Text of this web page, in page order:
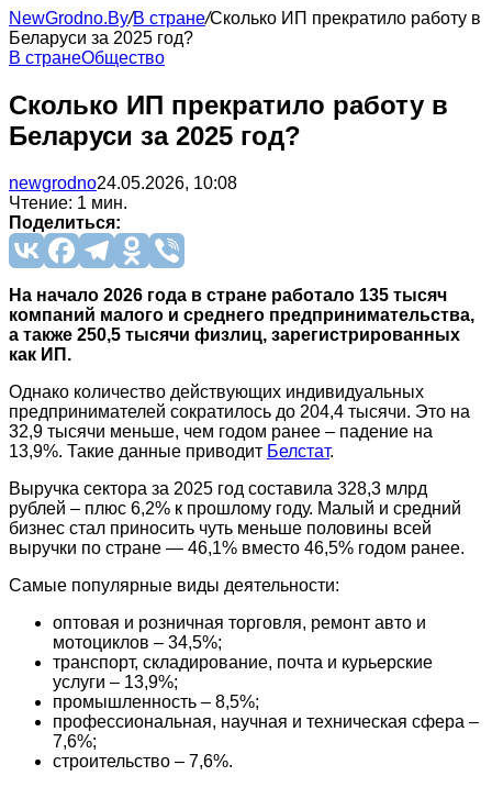
NewGrodno.By/В стране/Сколько ИП прекратило работу в
Беларуси за 2025 год?
В странеОбщество
Сколько ИП прекратило работу в
Беларуси за 2025 год?
newgrodno24.05.2026, 10:08
Чтение: 1 мин.
Поделиться:
На начало 2026 года в стране работало 135 тысяч
компаний малого и среднего предпринимательства,
а также 250,5 тысячи физлиц, зарегистрированных
как ИП.
Однако количество действующих индивидуальных
предпринимателей сократилось до 204,4 тысячи. Это на
32,9 тысячи меньше, чем годом ранее – падение на
13,9%. Такие данные приводит Белстат.
Выручка сектора за 2025 год составила 328,3 млрд
рублей – плюс 6,2% к прошлому году. Малый и средний
бизнес стал приносить чуть меньше половины всей
выручки по стране — 46,1% вместо 46,5% годом ранее.
Самые популярные виды деятельности:
оптовая и розничная торговля, ремонт авто и
мотоциклов – 34,5%;
транспорт, складирование, почта и курьерские
услуги – 13,9%;
промышленность – 8,5%;
профессиональная, научная и техническая сфера –
7,6%;
строительство – 7,6%.